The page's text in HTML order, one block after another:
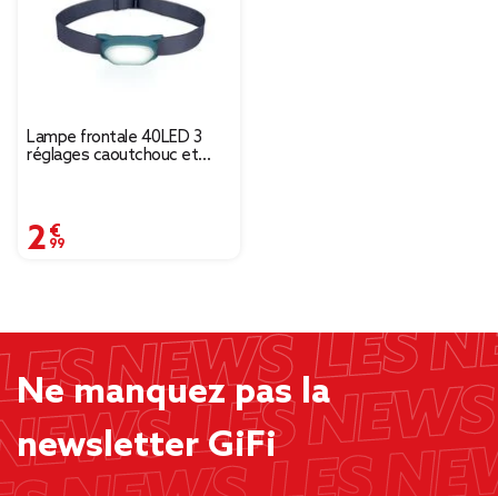
Lampe frontale 40LED 3
réglages caoutchouc et
2,99 €
Ne manquez pas la
newsletter GiFi